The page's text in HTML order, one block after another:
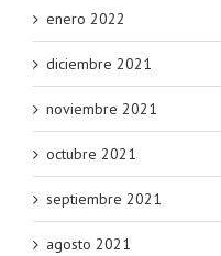
enero 2022
diciembre 2021
noviembre 2021
octubre 2021
septiembre 2021
agosto 2021